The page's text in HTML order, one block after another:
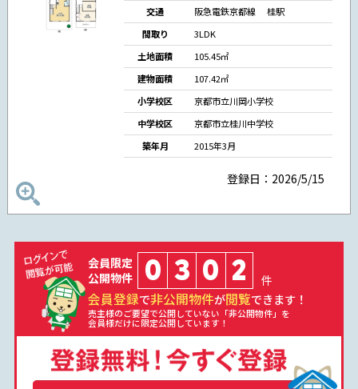
交通
阪急電鉄京都線 桂駅
間取り
3LDK
土地面積
105.45㎡
建物面積
107.42㎡
小学校区
京都市立川岡小学校
中学校区
京都市立桂川中学校
築年月
2015年3月
登録日：2026/5/15
会員限定
公開物件
0 3 0 2 件
会員登録で非公開物件が閲覧できます！
売主様のご要望で公開していない「非公開物件」を
会員様だけに限定公開しています！